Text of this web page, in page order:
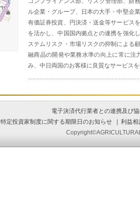
ル企業・グループ、日本の大手・中堅企
有価証券投資、円決済・送金等サービス
を活かし、中国国内拠点との連携を強化
ステムリスク・市場リスクの抑制による
融商品の開発や業務水準の向上に常に注
み、中日両国のお客様に良質なサービス
電子決済代行業者との連携及び
特定投資家制度に関する期限日のお知らせ
利益相